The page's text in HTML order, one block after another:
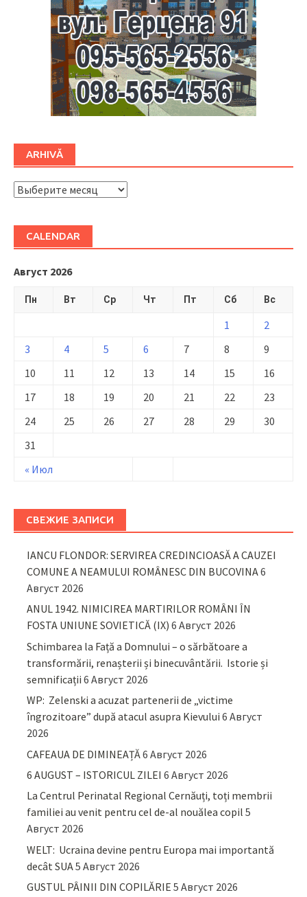
ARHIVĂ
ARHIVĂ
CALENDAR
Август 2026
Пн Вт Ср Чт Пт Сб Вс
« Июл
1
2
3
4 5 6 7 8
9
10
11 12 13 14 15
16
17
18 19 20 21 22
23
24
25 26 27 28 29
30
31
СВЕЖИЕ ЗАПИСИ
IANCU FLONDOR: SERVIREA CREDINCIOASĂ A CAUZEI
COMUNE A NEAMULUI ROMÂNESC DIN BUCOVINA6
Август 2026
ANUL 1942. NIMICIREA MARTIRILOR ROMÂNI ÎN
FOSTA UNIUNE SOVIETICĂ (IX) 6 Август 2026
Schimbarea la Față a Domnului – o sărbătoare a
transformării, renașterii și binecuvântării. Istorie și
semnificații 6 Август 2026
WP: Zelenski a acuzat partenerii de „victime
îngrozitoare” după atacul asupra Kievului 6 Август
2026
CAFEAUA DE DIMINEAȚĂ6 Август 2026
6 AUGUST – ISTORICUL ZILEI 6 Август 2026
La Centrul Perinatal Regional Cernăuți, toți membrii
familiei au venit pentru cel de-al nouălea copil 5
Август 2026
WELT: Ucraina devine pentru Europa mai importantă
decât SUA5 Август 2026
GUSTUL PÂINII DIN COPILĂRIE 5 Август 2026